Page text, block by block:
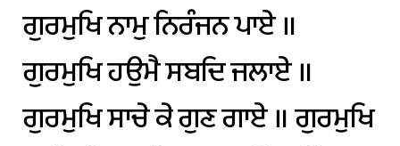
ਗੁਰਮੁਖਿਨਾਮੁਨਿਰੰਜਨਪਾਏ॥
ਗੁਰਮੁਖਿਹਉਮੈਸਬਦਿਜਲਾਏ॥
ਗੁਰਮੁਖਿਸਾਚੇਕੇਗੁਣਗਾਏ॥ਗੁਰਮੁਖਿ